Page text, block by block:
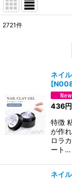
2721件
ネイ
[
436円
特徴
が作
ロラ
ート…
ネイ